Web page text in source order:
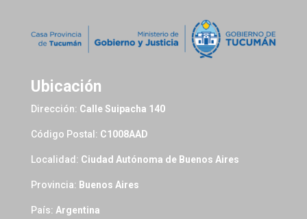
Ubicación
Dirección: Calle Suipacha 140
Código Postal: C1008AAD
Localidad: Ciudad Autónoma de Buenos Aires
Provincia: Buenos Aires
País: Argentina